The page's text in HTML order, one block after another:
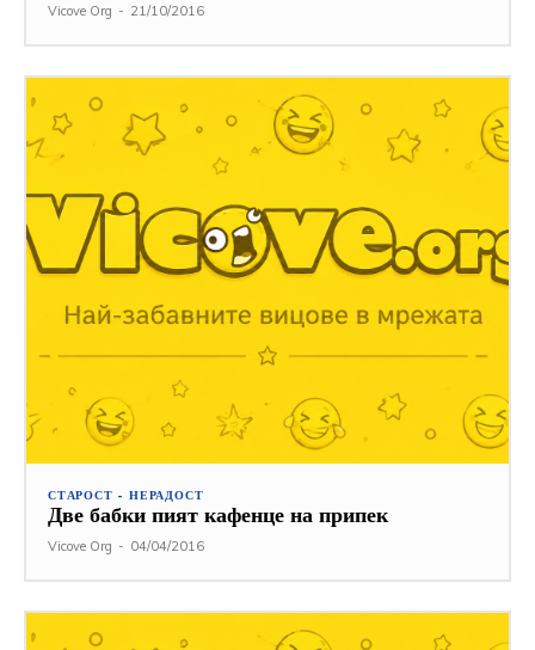
Vicove Org - 21/10/2016
СТАРОСТ - НЕРАДОСТ
Две бабки пият кафенце на припек
Vicove Org - 04/04/2016